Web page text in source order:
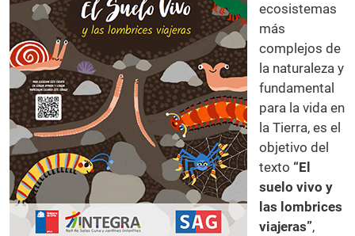
ecosistemas
más
complejos de
la naturaleza y
fundamental
para la vida en
la Tierra, es el
objetivo del
texto “El
suelo vivo y
las lombrices
viajeras”,